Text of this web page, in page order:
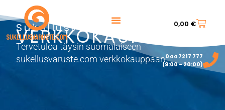
0,00 €
044 7217 777‬
(9:00 - 20:00)
Sukellusvarusteet
VERKKOKAUPPA
Tervetuloa täysin suomalaiseen
sukellusvaruste.com verkkokauppaan.